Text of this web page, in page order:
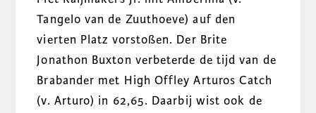
Tangelo van de Zuuthoeve) auf den
vierten Platz vorstoßen. Der Brite
Jonathon Buxton verbeterde de tijd van de
Brabander met High Offley Arturos Catch
(v. Arturo) in 62,65. Daarbij wist ook de